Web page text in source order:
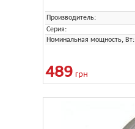
Производитель:
Серия:
Номинальная мощность, Вт:
489 грн